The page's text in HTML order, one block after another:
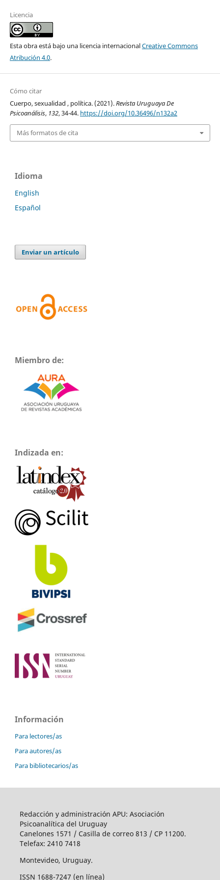
Licencia
Esta obra está bajo una licencia internacionalCreative Commons
Atribución 4.0.
Cómo citar
Cuerpo, sexualidad , política. (2021).Revista Uruguaya De
Psicoanálisis, 132, 34-44. https://doi.org/10.36496/n132a2
Más formatos de cita
Idioma
English
Español
Enviar un artículo
Miembro de:
Indizada en:
Información
Para lectores/as
Para autores/as
Para bibliotecarios/as
Redacción y administración APU: Asociación
Psicoanalítica del Uruguay
Canelones 1571 / Casilla de correo 813 / CP 11200.
Telefax: 2410 7418
Montevideo, Uruguay.
ISSN 1688-7247 (en línea)